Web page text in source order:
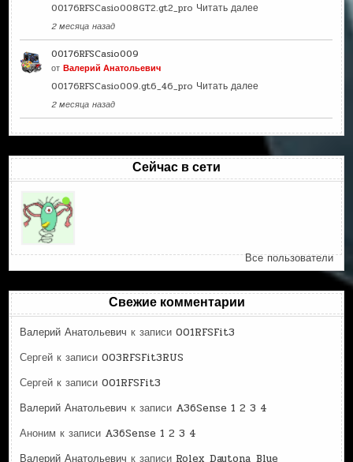
00176RFSCasio008GT2.gt2_pro Читать далее
2 месяца назад
00176RFSCasio009
отВалерий Анатольевич
00176RFSCasio009.gt6_46_pro Читать далее
2 месяца назад
Сейчас в сети
Все пользователи
Свежие комментарии
Валерий Анатольевич к записи001RFSFit3
Сергей к записи003RFSFit3RUS
Сергей к записи001RFSFit3
Валерий Анатольевич к записи A36Sense 1 2 3 4
Аноним к записи A36Sense 1 2 3 4